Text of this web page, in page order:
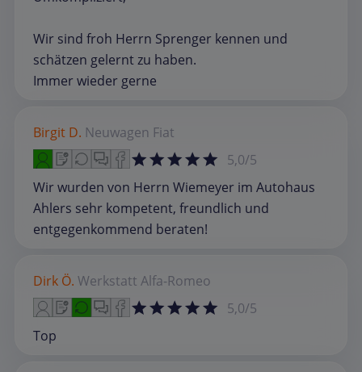
Wir sind froh Herrn Sprenger kennen und
schätzen gelernt zu haben.
Immer wieder gerne
Birgit D. Neuwagen Fiat
5,0/5
Wir wurden von Herrn Wiemeyer im Autohaus
Ahlers sehr kompetent, freundlich und
entgegenkommend beraten!
Dirk Ö. Werkstatt Alfa-Romeo
5,0/5
Top